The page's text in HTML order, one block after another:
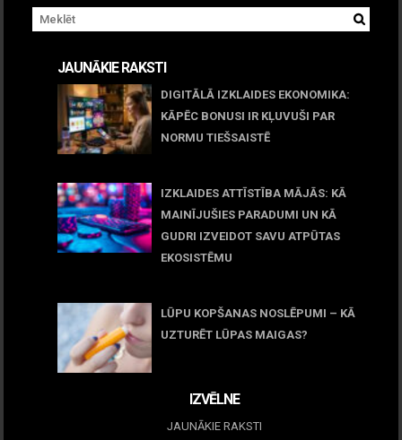
JAUNĀKIE RAKSTI
DIGITĀLĀ IZKLAIDES EKONOMIKA:
KĀPĒC BONUSI IR KĻUVUŠI PAR
NORMU TIEŠSAISTĒ
IZKLAIDES ATTĪSTĪBA MĀJĀS: KĀ
MAINĪJUŠIES PARADUMI UN KĀ
GUDRI IZVEIDOT SAVU ATPŪTAS
EKOSISTĒMU
LŪPU KOPŠANAS NOSLĒPUMI – KĀ
UZTURĒT LŪPAS MAIGAS?
IZVĒLNE
JAUNĀKIE RAKSTI